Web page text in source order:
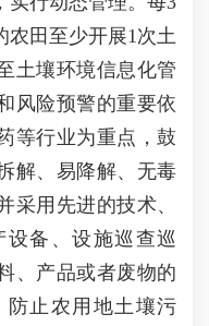
农田至少开展1次土
土壤环境信息化管
风险预警的重要依
等行业为重点，鼓
解、易降解、无毒
采用先进的技术、
备、设施巡查巡
、产品或者废物的
止农用地土壤污